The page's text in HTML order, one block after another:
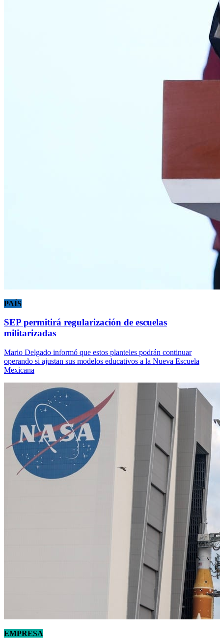
PAÍS
SEP permitirá regularización de escuelas
militarizadas
Mario Delgado informó que estos planteles podrán continuar
operando si ajustan sus modelos educativos a la Nueva Escuela
Mexicana
EMPRESA